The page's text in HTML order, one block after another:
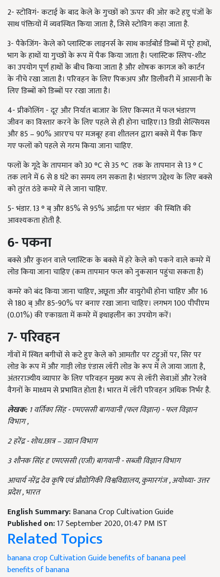
2- स्टोविगं- कटाई के बाद केले के गुच्छों को ऊपर की ओर कटे हएु पंजों के
साथ पंक्तियों में व्यवस्थित किया जाता है, जिसे स्टोविग कहा जाता है.
3- पैकेजिंग- केले को प्लास्टिक लाइनर्स के साथ कार्डबोर्ड डिब्बों में पूरे हाथों,
भाग के हाथों या गुच्छों के रूप में पैक किया जाता है। प्लास्टिक स्लिप-शीट
का उपयोग पूर्ण हाथों के बीच किया जाता है और शोषक कागज को कार्टन
के नीचे रखा जाता है। परिवहन के लिए पिकअप और डिलीवरी में आसानी के
लिए डिब्बों को डिब्बों पर रखा जाता है।
4- प्रीकोलिंग - दूर और निर्यात बाजार के लिए किस्मत में फल भंडारण
जीवन का विस्तार करने के लिए पहले से ही होना चाहिए।13 डिग्री सेल्सियस
और 85 – 90% आरएच पर मजबूर हवा शीतलन द्वारा बक्से में पैक किए
गए फलों को पहले से गरम किया जाना चाहिए.
फलों के गूदे के तापमान को 30 °C से 35 °C तक के तापमान से 13 ° C
तक लाने में 6 से 8 घंटे का समय लग सकता है। भंडारण उद्देश्य के लिए बक्से
को तुरंत ठंडे कमरे में ले जाना चाहिए.
5- भंडार. 13 ° ब् और 85% से 95% आर्द्रता पर भंडार की स्थिति की
आवश्यकता होती है.
6-पकना
बक्से और कुशन वाले प्लास्टिक के बक्से में हरे केले को पकने वाले कमरे में
लोड किया जाना चाहिए (कम तापमान फल को नुकसान पहुंचा सकता है)
कमरे को बंद किया जाना चाहिए, अछूता और वायुरोधी होना चाहिए और 16
से 180 ब् और 85-90% पर बनाए रखा जाना चाहिए। लगभग 100 पीपीएम
(0.01%) की एकाग्रता में कमरे में इथाइलीन का उपयोग करें।
7-परिवहन
गाँवों में स्थित बगीचों से कटे हुए केले को आमतौर पर टट्टुओं पर, सिर पर
लोड के रूप में और गाड़ी लोड एंडास लॉरी लोड के रूप में ले जाया जाता है,
अंतरराज्यीय व्यापार के लिए परिवहन मुख्य रूप से लॉरी सेवाओं और रेलवे
वैगनों के माध्यम से प्रभावित होता है। भारत में लॉरी परिवहन अधिक निर्भर है.
लेखक:1 वर्तिका सिंह - एमएससी बागवानी (फल विज्ञान) - फल विज्ञान
विभाग ,
2 हरेंद्र - शोध.छात्र – उद्यान विभाग
3 शौनक सिंह दृ एमएससी (एजी) बागवानी - सब्जी विज्ञान विभाग
आचार्य नरेंद्र देव कृषि एवं प्रौद्योगिकी विश्वविद्यालय, कुमारगंज , अयोध्या- उत्तर
प्रदेश , भारत
English Summary:Banana Crop Cultivation Guide
Published on:17 September 2020, 01:47 PM IST
Related Topics
banana cropCultivation Guidebenefits of banana peel
benefits of banana